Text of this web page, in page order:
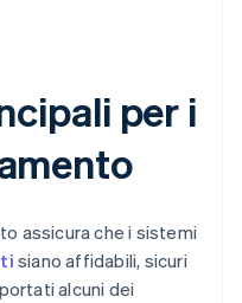
per i
assicura che i sistemi
siano affidabili, sicuri
alcuni dei